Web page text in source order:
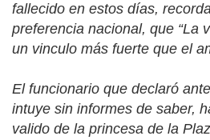
fallecido en estos días,
preferencia nacional, que “La
un vinculo más fuerte que el
El funcionario que declaró
intuye sin informes de saber,
valido de la princesa de la